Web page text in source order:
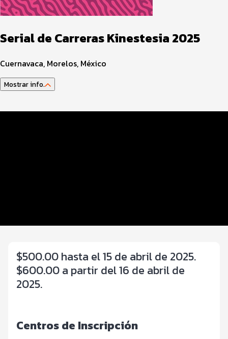
Serial de Carreras Kinestesia 2025
Cuernavaca, Morelos, México
Mostrar info.
$500.00 hasta el 15 de abril de 2025.
$600.00 a partir del 16 de abril de
2025.
Centros de Inscripción